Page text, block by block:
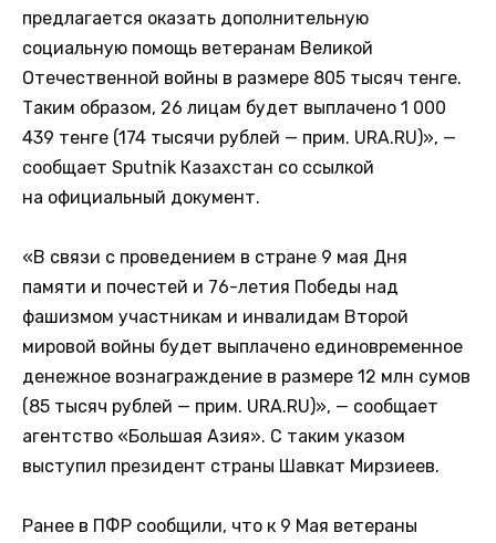
предлагается оказать дополнительную
социальную помощь ветеранам Великой
Отечественной войны в размере 805 тысяч тенге.
Таким образом, 26 лицам будет выплачено 1 000
439 тенге (174 тысячи рублей — прим. URA.RU)», —
сообщает Sputnik Казахстан со ссылкой
на официальный документ.
«В связи с проведением в стране 9 мая Дня
памяти и почестей и 76-летия Победы над
фашизмом участникам и инвалидам Второй
мировой войны будет выплачено единовременное
денежное вознаграждение в размере 12 млн сумов
(85 тысяч рублей — прим. URA.RU)», — сообщает
агентство «Большая Азия». С таким указом
выступил президент страны Шавкат Мирзиеев.
Ранее в ПФР сообщили, что к 9 Мая ветераны